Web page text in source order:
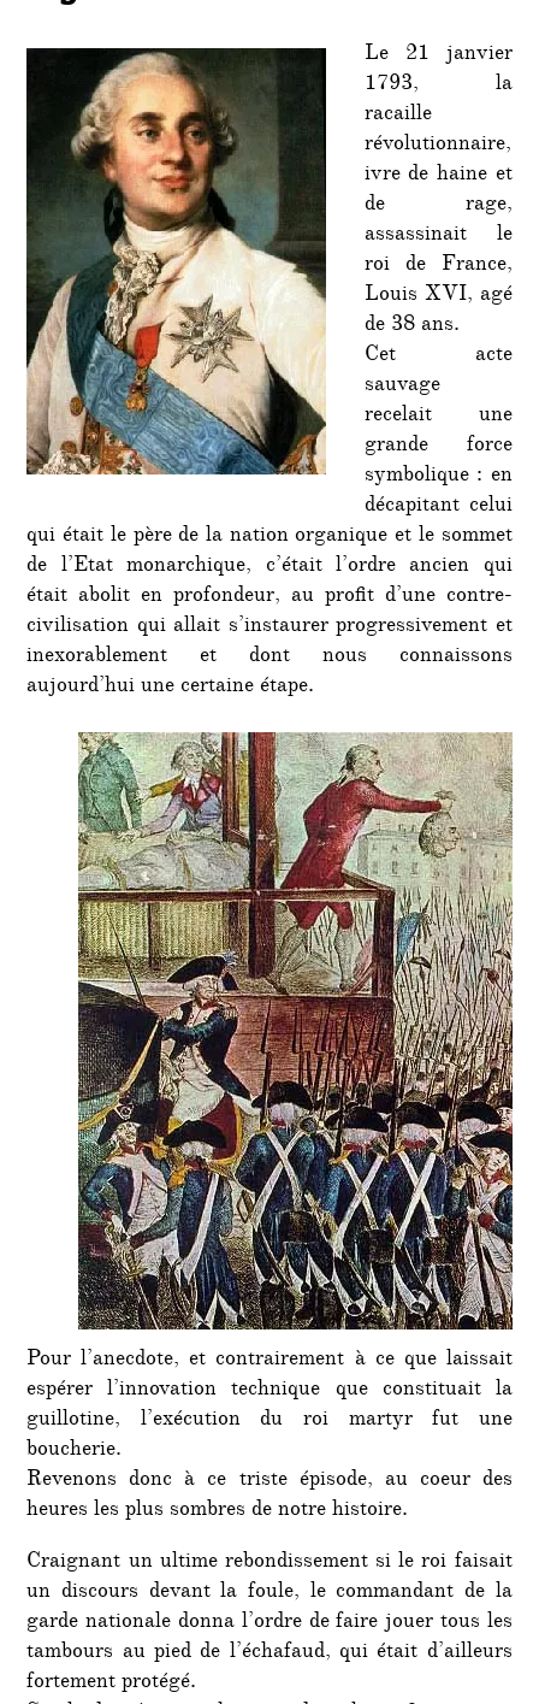
Le 21 janvier
1793, la
racaille
révolutionnaire,
ivre de haine et
de rage,
assassinait le
roi de France,
Louis XVI, agé
de 38 ans.
Cet acte
sauvage
recelait une
grande force
symbolique : en
décapitant celui
qui était le père de la nation organique et le sommet
de l’Etat monarchique, c’était l’ordre ancien qui
était abolit en profondeur, au profit d’une contre-
civilisation qui allait s’instaurer progressivement et
inexorablement et dont nous connaissons
aujourd’hui une certaine étape.
Pour l’anecdote, et contrairement à ce que laissait
espérer l’innovation technique que constituait la
guillotine, l’exécution du roi martyr fut une
boucherie.
Revenons donc à ce triste épisode, au coeur des
heures les plus sombres de notre histoire.
Craignant un ultime rebondissement si le roi faisait
un discours devant la foule, le commandant de la
garde nationale donna l’ordre de faire jouer tous les
tambours au pied de l’échafaud, qui était d’ailleurs
fortement protégé.